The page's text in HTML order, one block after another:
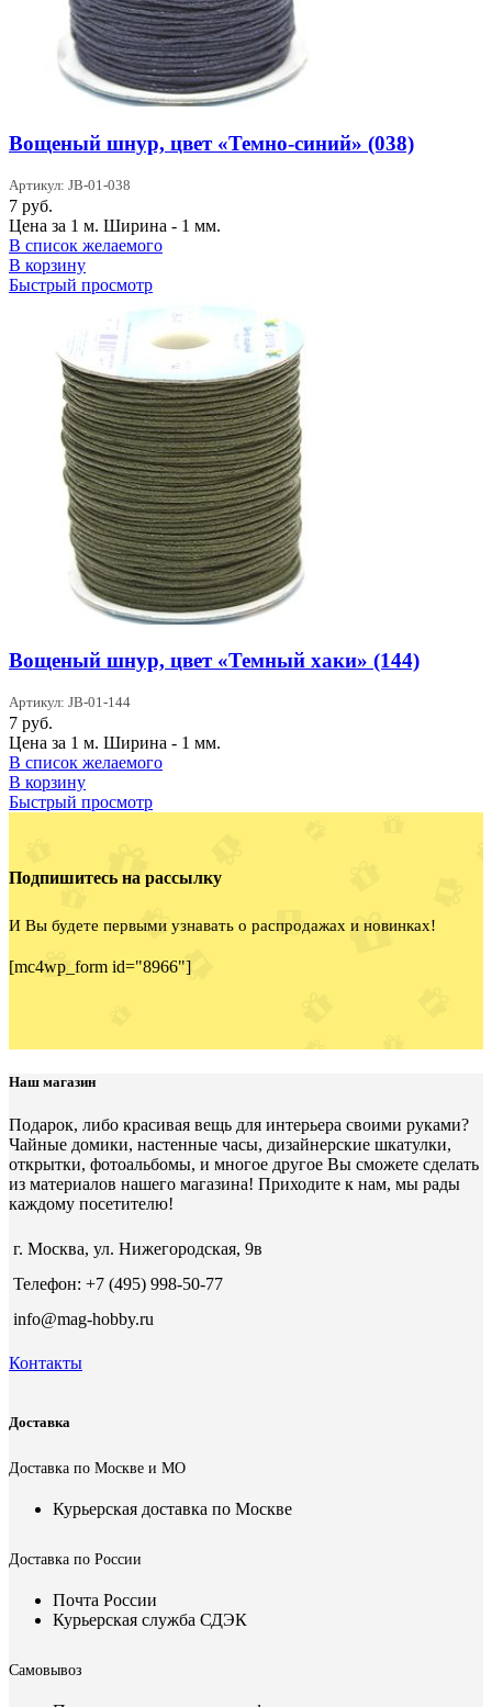
Вощеный шнур, цвет «Темно-синий» (038)
Артикул: JB-01-038
7 руб.
Цена за 1 м. Ширина - 1 мм.
В список желаемого
В корзину
Быстрый просмотр
Вощеный шнур, цвет «Темный хаки» (144)
Артикул: JB-01-144
7 руб.
Цена за 1 м. Ширина - 1 мм.
В список желаемого
В корзину
Быстрый просмотр
Подпишитесь на рассылку
И Вы будете первыми узнавать о распродажах и новинках!
[mc4wp_form id="8966"]
Наш магазин
Подарок, либо красивая вещь для интерьера своими руками?
Чайные домики, настенные часы, дизайнерские шкатулки,
открытки, фотоальбомы, и многое другое Вы сможете сделать
из материалов нашего магазина! Приходите к нам, мы рады
каждому посетителю!
г. Москва, ул. Нижегородская, 9в
Телефон: +7 (495) 998-50-77
info@mag-hobby.ru
Контакты
Доставка
Доставка по Москве и МО
Курьерская доставка по Москве
Доставка по России
Почта России
Курьерская служба СДЭК
Самовывоз